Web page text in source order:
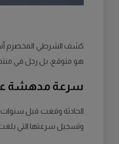
كشف الشرطي المخضرم
هو متوقع، بل رجل في
سرعة مدهشة
الحادثة وقعت قبل سنوات
وتسجيل سرعتها التي بلغت 256 كيلومترًا في الساعة، بناءً على قياسات متوسط السرعة، لكن أندرس يعتقد أن السائق قد تجاوز 300 كيلومتر في الساعة في بعض